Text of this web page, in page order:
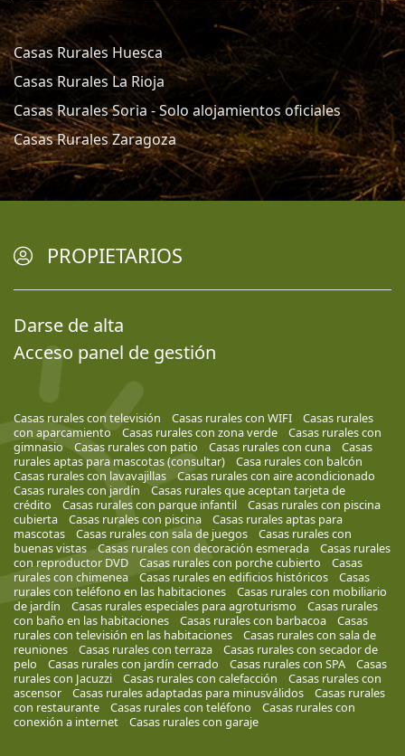
Casas Rurales Huesca
Casas Rurales La Rioja
Casas Rurales Soria - Solo alojamientos oficiales
Casas Rurales Zaragoza
PROPIETARIOS
Darse de alta
Acceso panel de gestión
Casas rurales con televisión Casas rurales con WIFI
Casas rurales
con aparcamiento
Casas rurales con zona verde
Casas rurales con
gimnasio
Casas rurales con patio Casas rurales con cuna
Casas
rurales aptas para mascotas (consultar)
Casa rurales con balcón
Casas rurales con lavavajillas
Casas rurales con aire acondicionado
Casas rurales con jardín
Casas rurales que aceptan tarjeta de
crédito
Casas rurales con parque infantil
Casas rurales con piscina
cubierta
Casas rurales con piscina
Casas rurales aptas para
mascotas
Casas rurales con sala de juegos
Casas rurales con
buenas vistas
Casas rurales con decoración esmerada
Casas rurales
con reproductor DVD
Casas rurales con porche cubierto
Casas
rurales con chimenea
Casas rurales en edificios históricos
Casas
rurales con teléfono en las habitaciones
Casas rurales con mobiliario
de jardín
Casas rurales especiales para agroturismo
Casas rurales
con baño en las habitaciones
Casas rurales con barbacoa
Casas
rurales con televisión en las habitaciones
Casas rurales con sala de
reuniones
Casas rurales con terraza
Casas rurales con secador de
pelo
Casas rurales con jardín cerrado Casas rurales con SPA
Casas
rurales con Jacuzzi
Casas rurales con calefacción
Casas rurales con
ascensor
Casas rurales adaptadas para minusválidos
Casas rurales
con restaurante
Casas rurales con teléfono
Casas rurales con
conexión a internet
Casas rurales con garaje